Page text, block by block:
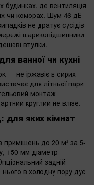
будинках, де вентиляція
чи коморах. Шум 46 дБ
не дратує сусідів
шарикопідшипники
втулки.
ванної чи кухні
— не іржавіє в сирих
для літньої пари
монтаж
круглий не влізе.
для яких кімнат
приміщень до 20 м² за 5-
150 мм діаметр
задній
в холодну пору дує